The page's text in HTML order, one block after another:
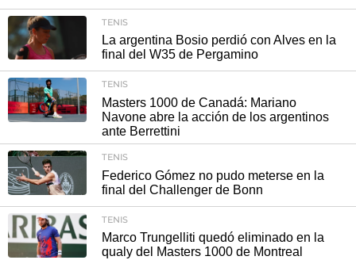
TENIS
La argentina Bosio perdió con Alves en la
final del W35 de Pergamino
TENIS
Masters 1000 de Canadá: Mariano
Navone abre la acción de los argentinos
ante Berrettini
TENIS
Federico Gómez no pudo meterse en la
final del Challenger de Bonn
TENIS
Marco Trungelliti quedó eliminado en la
qualy del Masters 1000 de Montreal